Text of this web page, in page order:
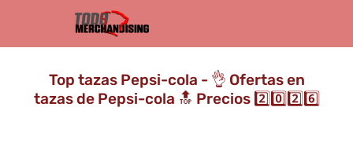
Top tazas Pepsi-cola - 👌 Ofertas en
tazas de Pepsi-cola 🔝 Precios 2️⃣0️⃣2️⃣6️⃣